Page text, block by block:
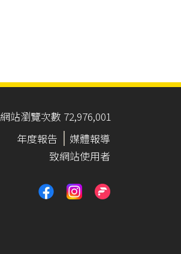
網站瀏覽次數 72,976,001
年度報告
媒體報導
致網站使用者